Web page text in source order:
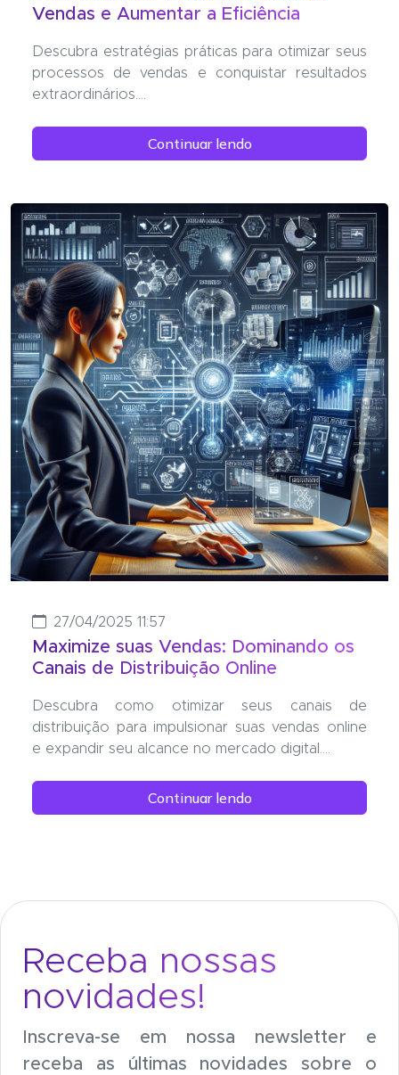
Vendas e Aumentar a Eficiência
Descubra estratégias práticas para otimizar seus
processos de vendas e conquistar resultados
extraordinários....
Continuar lendo
27/04/2025 11:57
Maximize suas Vendas: Dominando os
Canais de Distribuição Online
Descubra como otimizar seus canais de
distribuição para impulsionar suas vendas online
e expandir seu alcance no mercado digital....
Continuar lendo
Receba nossas
novidades!
Inscreva-se em nossa newsletter e
receba as últimas novidades sobre o